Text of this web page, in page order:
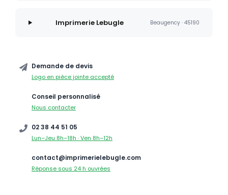
Imprimerie Lebugle Beaugency · 45190
Demande de devis
Logo en pièce jointe accepté
Conseil personnalisé
Nous contacter
02 38 44 51 05
Lun–Jeu 8h–18h · Ven 8h–12h
contact@imprimerielebugle.com
Réponse sous 24 h ouvrées